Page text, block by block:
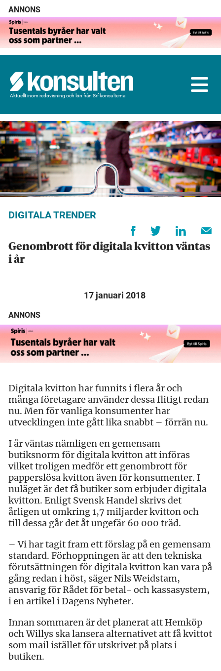
ANNONS
Aktuellt inom redovisning och lön från Srf konsulterna
DIGITALA TRENDER
Genombrott för digitala kvitton väntas
i år
17 januari 2018
ANNONS
Digitala kvitton har funnits i flera år och
många företagare använder dessa flitigt redan
nu. Men för vanliga konsumenter har
utvecklingen inte gått lika snabbt – förrän nu.
I år väntas nämligen en gemensam
butiksnorm för digitala kvitton att införas
vilket troligen medför ett genombrott för
papperslösa kvitton även för konsumenter. I
nuläget är det få butiker som erbjuder digitala
kvitton. Enligt Svensk Handel skrivs det
årligen ut omkring 1,7 miljarder kvitton och
till dessa går det åt ungefär 60 000 träd.
– Vi har tagit fram ett förslag på en gemensam
standard. Förhoppningen är att den tekniska
förutsättningen för digitala kvitton kan vara på
gång redan i höst, säger Nils Weidstam,
ansvarig för Rådet för betal- och kassasystem,
i en artikel i Dagens Nyheter.
Innan sommaren är det planerat att Hemköp
och Willys ska lansera alternativet att få kvittot
som mail istället för utskrivet på plats i
butiken.